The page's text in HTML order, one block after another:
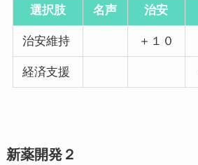
選択肢 名声 治安
治安維持 ＋１０
経済支援
新薬開発２